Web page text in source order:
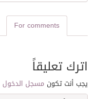
For comments
اترك تعليقاً
يجب أنت تكون مسجل الدخول